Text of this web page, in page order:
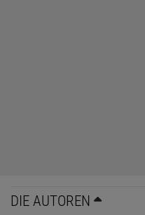
DIE AUTOREN